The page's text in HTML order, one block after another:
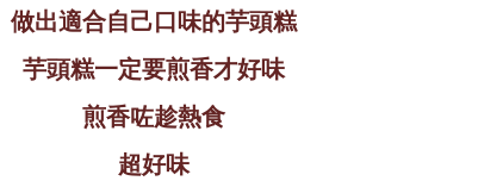
做出適合自己口味的芋頭糕
芋頭糕一定要煎香才好味
煎香咗趁熱食
超好味